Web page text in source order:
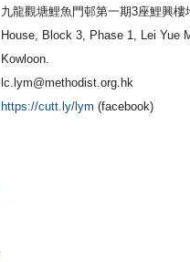
九龍觀塘鯉魚門邨第一期3座鯉興
House, Block 3, Phase 1, Lei Yue
Kowloon.
lc.lym@methodist.org.hk
https://cutt.ly/lym (facebook)